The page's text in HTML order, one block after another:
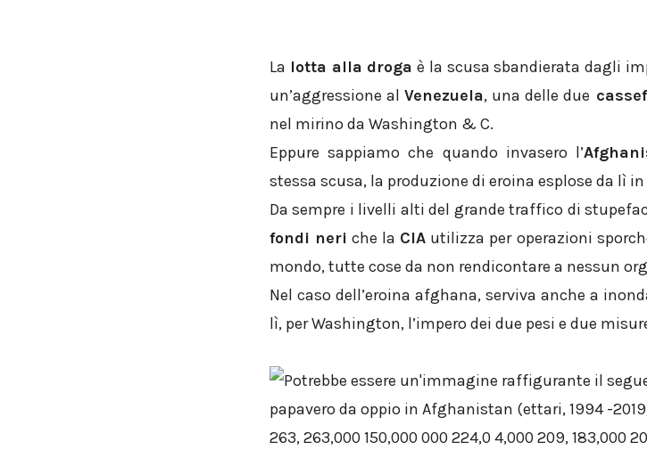
La lotta alla droga è la scusa sbandierata dagli
un’aggressione alVenezuela, una delle due
nel mirino da Washington & C.
Eppure sappiamo che quando invasero l’
stessa scusa, la produzione di eroina esplose da lì
Da sempre i livelli alti del grande traffico di
fondi neri che la CIA utilizza per operazioni
mondo, tutte cose da non rendicontare a nessun
Nel caso dell’eroina afghana, serviva anche a
lì, per Washington, l’impero dei due pesi e due